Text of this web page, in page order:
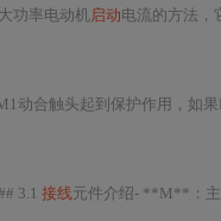
功率电动机启动电流的方法，
合触头起到保护作用，如果KM1
3.1 接线元件介绍- **M**：主